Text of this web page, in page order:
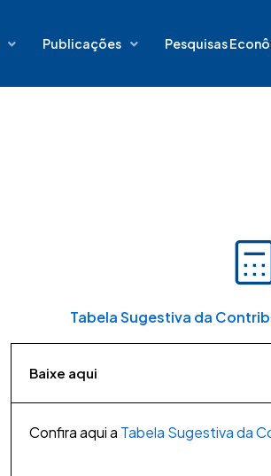
Publicações Pesquisas
Tabela Sugestiva da
Baixe aqui
Confira aqui a Tabela Sugestiva da